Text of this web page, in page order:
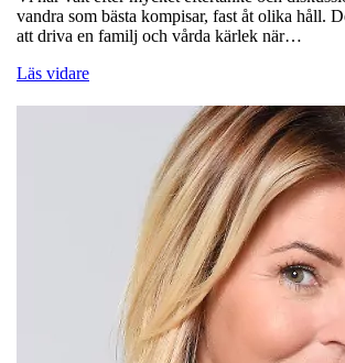
vandra som bästa kompisar, fast åt olika håll.
att driva en familj och vårda kärlek när…
Läs vidare